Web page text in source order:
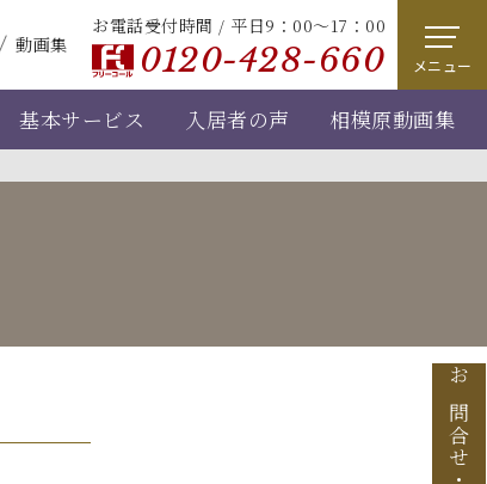
動画集
お電話受付時間 / 平日9：00～17：00
0120-428-660 メニュー
基本サービス 入居者の声 相模原動画集
お問合せ